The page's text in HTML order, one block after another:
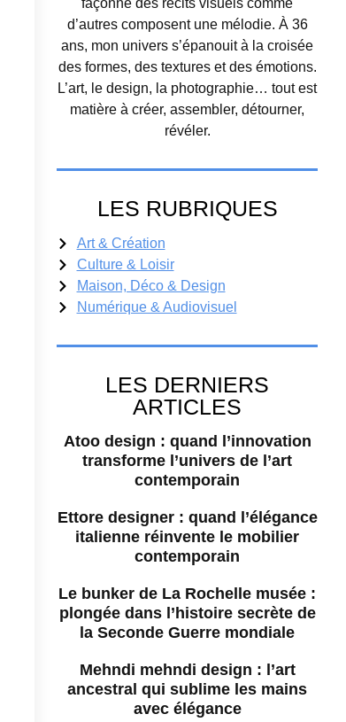
façonne des récits visuels comme
d’autres composent une mélodie. À 36
ans, mon univers s’épanouit à la croisée
des formes, des textures et des émotions.
L’art, le design, la photographie… tout est
matière à créer, assembler, détourner,
révéler.
LES RUBRIQUES
Art & Création
Culture & Loisir
Maison, Déco & Design
Numérique & Audiovisuel
LES DERNIERS
ARTICLES
Atoo design : quand l’innovation
transforme l’univers de l’art
contemporain
Ettore designer : quand l’élégance
italienne réinvente le mobilier
contemporain
Le bunker de La Rochelle musée :
plongée dans l’histoire secrète de
la Seconde Guerre mondiale
Mehndi mehndi design : l’art
ancestral qui sublime les mains
avec élégance